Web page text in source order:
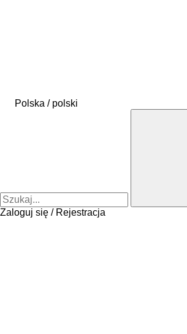
Polska / polski
Zaloguj się / Rejestracja